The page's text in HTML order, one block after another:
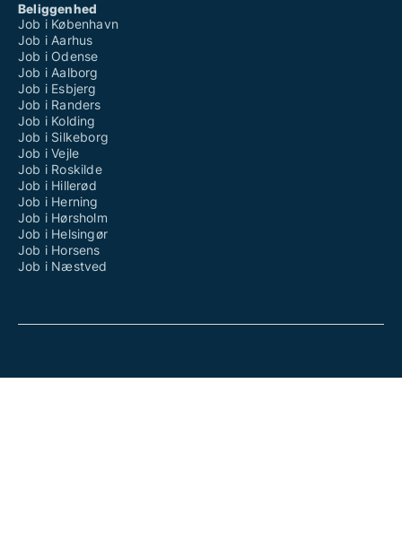
Beliggenhed
Job i København
Job i Aarhus
Job i Odense
Job i Aalborg
Job i Esbjerg
Job i Randers
Job i Kolding
Job i Silkeborg
Job i Vejle
Job i Roskilde
Job i Hillerød
Job i Herning
Job i Hørsholm
Job i Helsingør
Job i Horsens
Job i Næstved